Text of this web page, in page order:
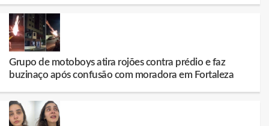
Grupo de motoboys atira rojões contra prédio e faz
buzinaço após confusão com moradora em Fortaleza